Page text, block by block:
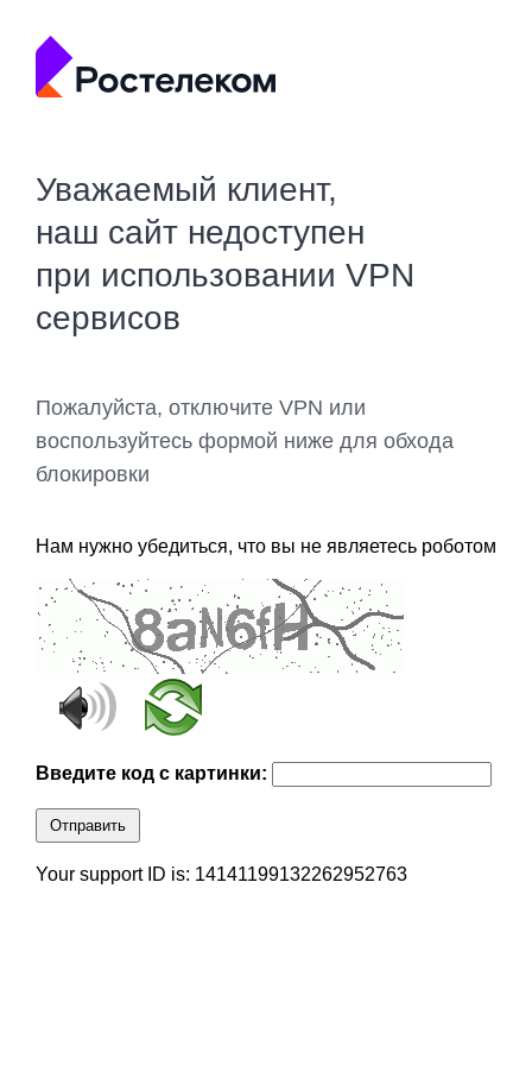
Уважаемый клиент,
наш сайт недоступен
при использовании VPN
сервисов
Пожалуйста, отключите VPN или
воспользуйтесь формой ниже для обхода
блокировки
Нам нужно убедиться, что вы не являетесь роботом
Введите код с картинки:
Отправить
Your support ID is: 14141199132262952763